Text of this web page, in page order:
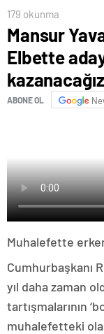
179 okunma
Mansur
Elbette
kazanacağız
ABONE OL
Muhalefette
Cumhurbaşkanı
yıl daha zaman
tartışmalarının
muhalefetteki